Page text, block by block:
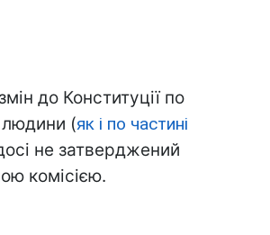
до Конституції по
людини (як і по частині
не затверджений
комісією.